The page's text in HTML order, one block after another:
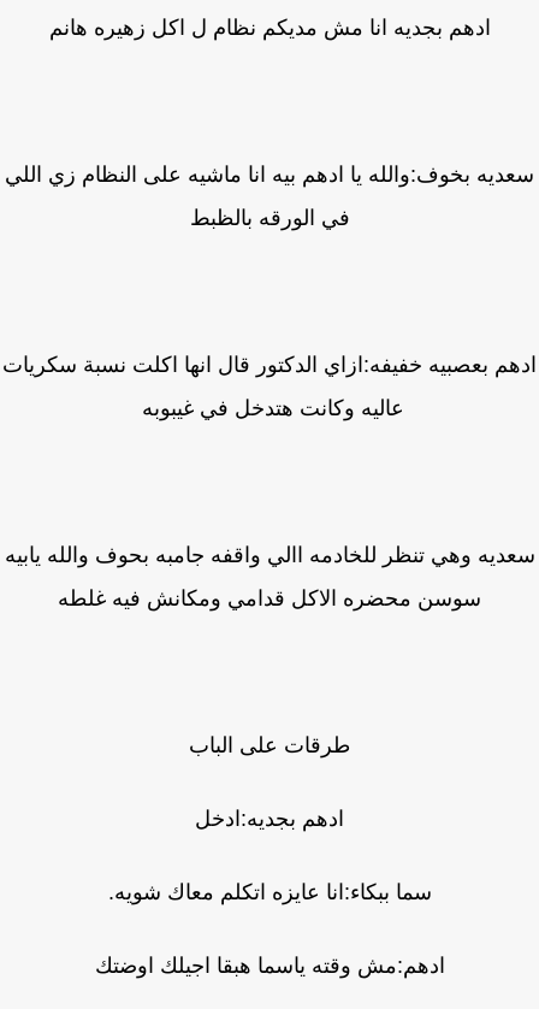
ادهم بجديه انا مش مديكم نظام ل اكل زهيره هانم
بخوف:والله يا ادهم بيه انا ماشيه على النظام زي اللي
في الورقه بالظبط
بعصبيه خفيفه:ازاي الدكتور قال انها اكلت نسبة سكريات
عاليه وكانت هتدخل في غيبوبه
وهي تنظر للخادمه االي واقفه جامبه بحوف والله يابيه
سوسن محضره الاكل قدامي ومكانش فيه غلطه
طرقات على الباب
ادهم بجديه:ادخل
سما ببكاء:انا عايزه اتكلم معاك شويه.
ادهم:مش وقته ياسما هبقا اجيلك اوضتك